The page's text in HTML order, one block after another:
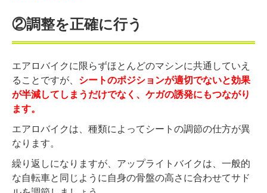
②調整を正確に行う
エアロバイクに限らずほとんどのマシンに共通していえ
ることですが、 シートのポジションが適切でないと効果
が半減してしまうだけでなく、ケガの誘発にもつながり
ます。
エアロバイクは、種類によってシートの調節の仕方が異
なります。
繰り返しになりますが、アップライトバイクは、一般的
な自転車と同じように自身の骨盤の高さに合わせてサド